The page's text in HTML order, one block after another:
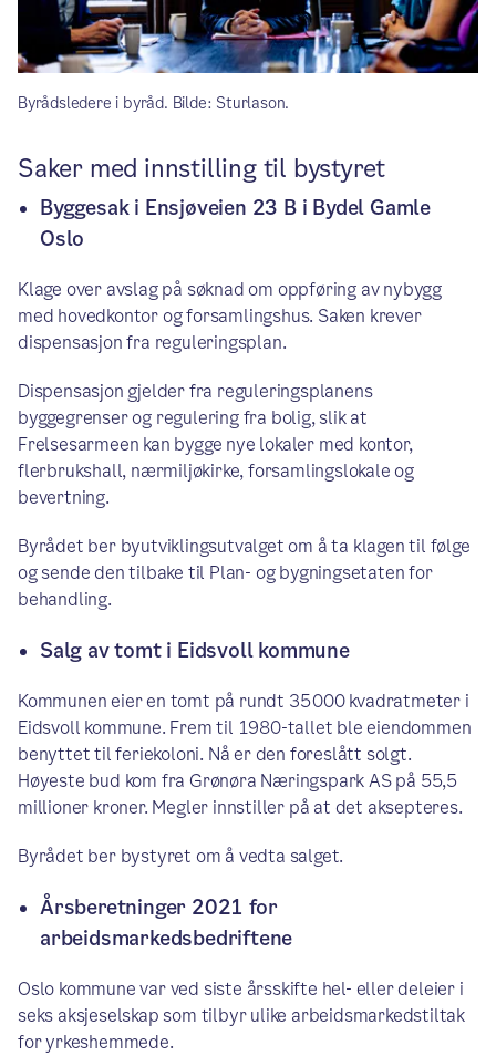
Byrådsledere i byråd. Bilde: Sturlason.
Saker med innstilling til bystyret
Byggesak i Ensjøveien 23 B i Bydel Gamle
Oslo
Klage over avslag på søknad om oppføring av nybygg
med hovedkontor og forsamlingshus. Saken krever
dispensasjon fra reguleringsplan.
Dispensasjon gjelder fra reguleringsplanens
byggegrenser og regulering fra bolig, slik at
Frelsesarmeen kan bygge nye lokaler med kontor,
flerbrukshall, nærmiljøkirke, forsamlingslokale og
bevertning.
Byrådet ber byutviklingsutvalget om å ta klagen til følge
og sende den tilbake til Plan- og bygningsetaten for
behandling.
Salg av tomt i Eidsvoll kommune
Kommunen eier en tomt på rundt 35 000 kvadratmeter i
Eidsvoll kommune. Frem til 1980-tallet ble eiendommen
benyttet til feriekoloni. Nå er den foreslått solgt.
Høyeste bud kom fra Grønøra Næringspark AS på 55,5
millioner kroner. Megler innstiller på at det aksepteres.
Byrådet ber bystyret om å vedta salget.
Årsberetninger 2021 for
arbeidsmarkedsbedriftene
Oslo kommune var ved siste årsskifte hel- eller deleier i
seks aksjeselskap som tilbyr ulike arbeidsmarkedstiltak
for yrkeshemmede.